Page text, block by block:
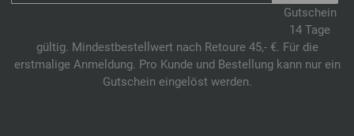
Gutschein
14 Tage
gültig. Mindestbestellwert nach Retoure 45,- €. Für die
erstmalige Anmeldung. Pro Kunde und Bestellung kann nur ein
Gutschein eingelöst werden.